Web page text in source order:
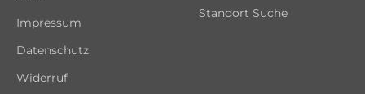
Impressum
Datenschutz
Widerruf
Standort Suche